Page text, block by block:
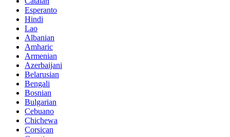
Esperanto
Hindi
Lao
Albanian
Amharic
Armenian
Azerbaijani
Belarusian
Bengali
Bosnian
Bulgarian
Cebuano
Chichewa
Corsican